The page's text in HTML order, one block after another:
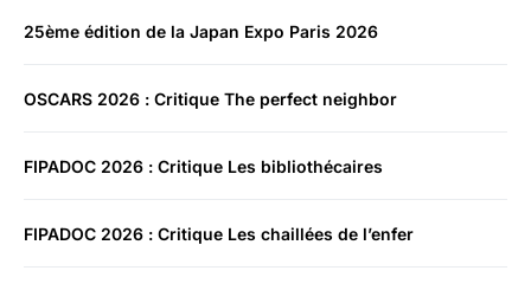
25ème édition de la Japan Expo Paris 2026
OSCARS 2026 : Critique The perfect neighbor
FIPADOC 2026 : Critique Les bibliothécaires
FIPADOC 2026 : Critique Les chaillées de l’enfer